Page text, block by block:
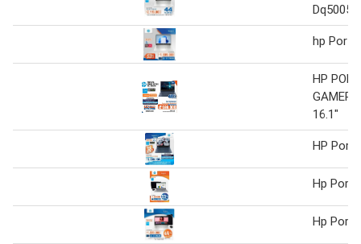
Dq5005la
hp
HP
GAMER
16.1"
HP
Hp
Hp